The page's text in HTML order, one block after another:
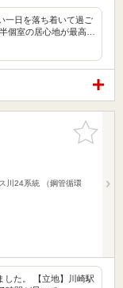
一日を落ち着いて過ご
個室の居心地が最高…
お気に入
りに追加
川24系統 （鋼管循環
した。 【立地】川崎駅